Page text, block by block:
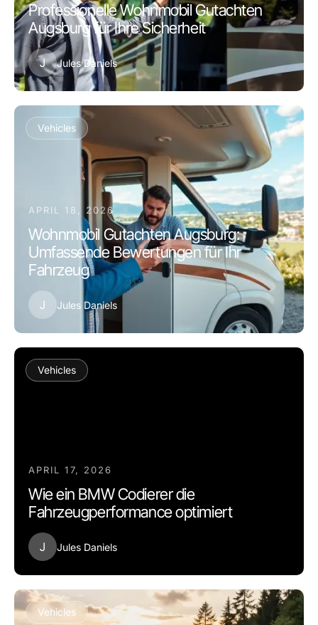
Professionelle Wohnmobil Gutachten
Augsburg für Ihre Sicherheit
J Jules Daniels
Vehicles
APRIL 18, 2026
Wohnmobil Gutachten Augsburg:
Umfassende Bewertungen für Ihr
Fahrzeug
J Jules Daniels
Vehicles
APRIL 17, 2026
Wie ein BMW Codierer die
Fahrzeugperformance optimiert
J Jules Daniels
Vehicles